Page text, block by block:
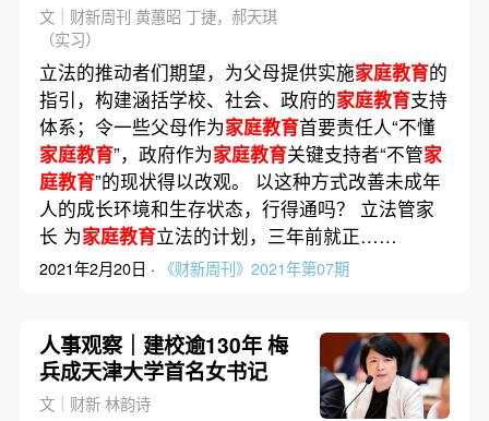
文｜财新周刊 黄蕙昭 丁捷，郝天琪
（实习）
立法的推动者们期望，为父母提供实施家庭教育的
指引，构建涵括学校、社会、政府的家庭教育支持
体系；令一些父母作为家庭教育首要责任人“不懂
家庭教育”，政府作为家庭教育关键支持者“不管家
庭教育”的现状得以改观。 以这种方式改善未成年
人的成长环境和生存状态，行得通吗？ 立法管家
长 为家庭教育立法的计划，三年前就正……
2021年2月20日 · 《财新周刊》2021年第07期
人事观察｜建校逾130年 梅
兵成天津大学首名女书记
文｜财新 林韵诗